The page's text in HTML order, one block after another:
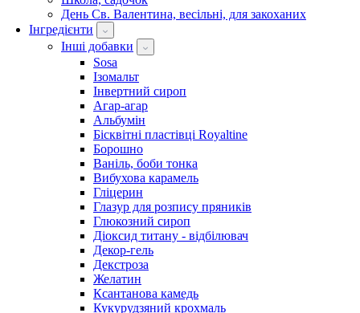
День Св. Валентина, весільні, для закоханих
Інгредієнти
Інші добавки
Sosa
Ізомальт
Інвертний сироп
Агар-агар
Альбумін
Бісквітні пластівці Royaltine
Борошно
Ваніль, боби тонка
Вибухова карамель
Гліцерин
Глазур для розпису пряників
Глюкозний сироп
Діоксид титану - відбілювач
Декор-гель
Декстроза
Желатин
Ксантанова камедь
Кукурудзяний крохмаль